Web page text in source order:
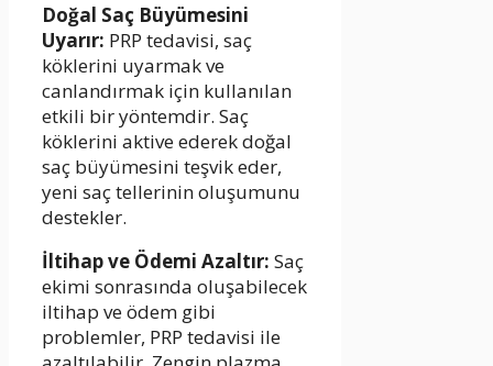
Doğal Saç Büyümesini
Uyarır: PRP tedavisi, saç
köklerini uyarmak ve
canlandırmak için kullanılan
etkili bir yöntemdir. Saç
köklerini aktive ederek doğal
saç büyümesini teşvik eder,
yeni saç tellerinin oluşumunu
destekler.
İltihap ve Ödemi Azaltır: Saç
ekimi sonrasında oluşabilecek
iltihap ve ödem gibi
problemler, PRP tedavisi ile